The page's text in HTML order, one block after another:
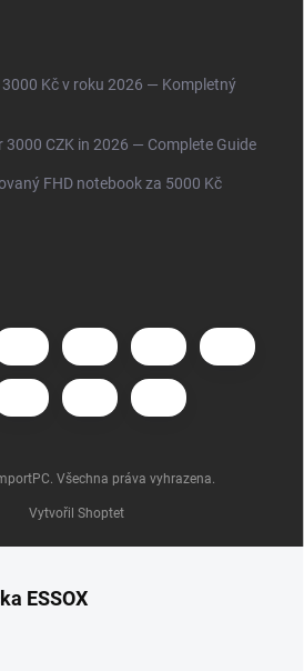
Kč v roku 2026 — Kompletný
3000 CZK in 2026 — Complete Guide
FHD notebook za 5000 Kč
Vytvořil Shoptet
. Všechna práva vyhrazena.
ESSOX